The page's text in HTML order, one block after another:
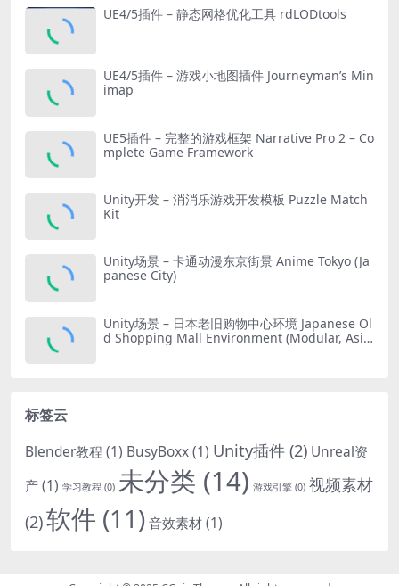
UE4/5插件 – 静态网格优化工具 rdLODtools
UE4/5插件 – 游戏小地图插件 Journeyman’s Min
imap
UE5插件 – 完整的游戏框架 Narrative Pro 2 – Co
mplete Game Framework
Unity开发 – 消消乐游戏开发模板 Puzzle Match
Kit
Unity场景 – 卡通动漫东京街景 Anime Tokyo (Ja
panese City)
Unity场景 – 日本老旧购物中心环境 Japanese Ol
d Shopping Mall Environment (Modular, Asia
标签云
Blender教程 (1) BusyBoxx(1) Unity插件 (2) Unreal资
产(1) 学习教程 (0) 未分类 (14) 游戏引擎 (0) 视频素材
(2)软件 (11)音效素材(1)